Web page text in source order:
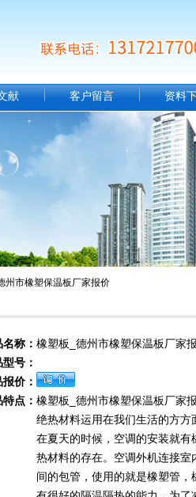
献 客户留言 资料
州市橡塑保温板厂家报价
称： 橡塑板_德州市橡塑保温板厂家
号：
价：
点： 橡塑板_德州市橡塑保温板厂家
绝热材料运用在我们生活的方方
在夏天的时候，空调的安装就有
热材料的存在。空调外机连接室
间的包管，使用的就是橡塑管，